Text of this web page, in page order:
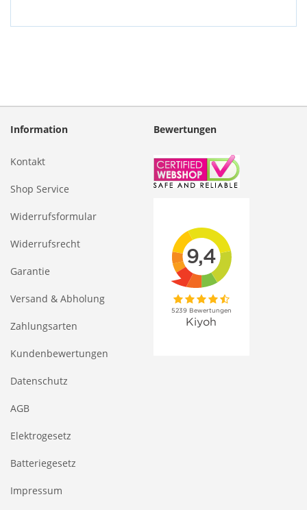
Information
Kontakt
Shop Service
Widerrufsformular
Widerrufsrecht
Garantie
Versand & Abholung
Zahlungsarten
Kundenbewertungen
Datenschutz
AGB
Elektrogesetz
Batteriegesetz
Impressum
Bewertungen